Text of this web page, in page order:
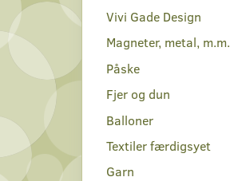
Vivi Gade Design
Magneter, metal, m.m.
Påske
Fjer og dun
Balloner
Textiler færdigsyet
Garn